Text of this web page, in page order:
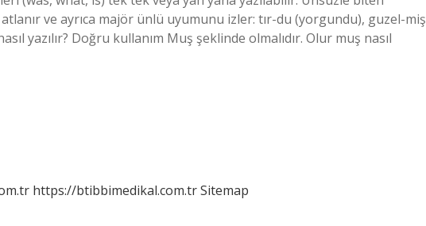
atlanır ve ayrıca majör ünlü uyumunu izler: tır-du (yorgundu), guzel-miş
yazılır? Doğru kullanım Muş şeklinde olmalıdır. Olur muş nasıl
https://btibbimedikal.com.trSitemap